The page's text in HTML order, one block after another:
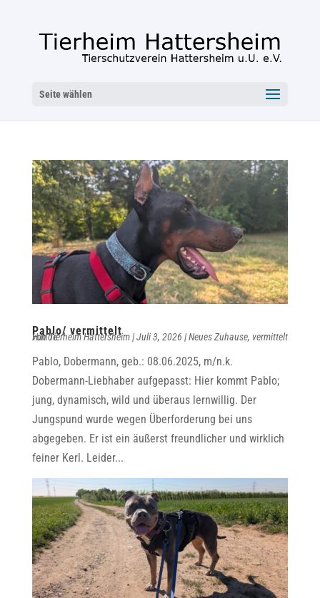
Seite wählen
Pablo/ vermittelt
vonTierheim Hattersheim|Juli 3, 2026 |Neues Zuhause,
vermittelt Hunde
Pablo, Dobermann, geb.: 08.06.2025, m/n.k.
Dobermann-Liebhaber aufgepasst: Hier kommt Pablo;
jung, dynamisch, wild und überaus lernwillig. Der
Jungspund wurde wegen Überforderung bei uns
abgegeben. Er ist ein äußerst freundlicher und wirklich
feiner Kerl. Leider...